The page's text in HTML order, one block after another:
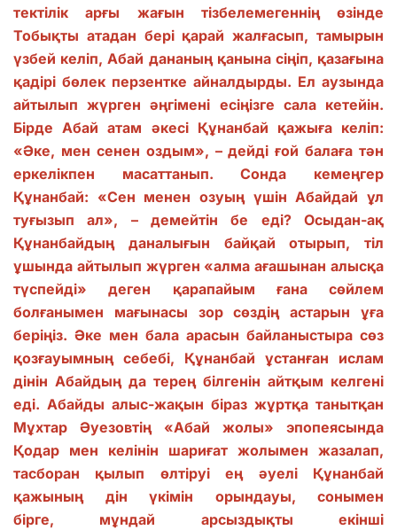
тектілік арғы жағын тізбелемегеннің өзінде
Тобықты атадан бері қарай жалғасып, тамырын
үзбей келіп, Абай дананың қанына сіңіп, қазағына
қадірі бөлек перзентке айналдырды. Ел аузында
айтылып жүрген әңгімені есіңізге сала кетейін.
Бірде Абай атам әкесі Құнанбай қажыға келіп:
«Әке, мен сенен оздым», – дейді ғой балаға тән
еркелікпен масаттанып. Сонда кемеңгер
Құнанбай: «Сен менен озуың үшін Абайдай ұл
туғызып ал», – демейтін бе еді? Осыдан-ақ
Құнанбайдың даналығын байқай отырып, тіл
ұшында айтылып жүрген «алма ағашынан алысқа
түспейді» деген қарапайым ғана сөйлем
болғанымен мағынасы зор сөздің астарын ұға
беріңіз. Әке мен бала арасын байланыстыра сөз
қозғауымның себебі, Құнанбай ұстанған ислам
дінін Абайдың да терең білгенін айтқым келгені
еді. Абайды алыс-жақын біраз жұртқа танытқан
Мұхтар Әуезовтің «Абай жолы» эпопеясында
Қодар мен келінін шариғат жолымен жазалап,
тасборан қылып өлтіруі ең әуелі Құнанбай
қажының дін үкімін орындауы, сонымен
бірге, мұндай арсыздықты екінші